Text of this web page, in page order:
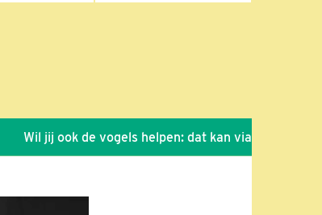
Wil jij ook de vogels helpen: dat kan via de link!